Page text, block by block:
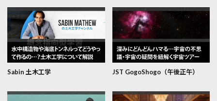
Sabin 土木工学 JST GogoShogo（午後正午）